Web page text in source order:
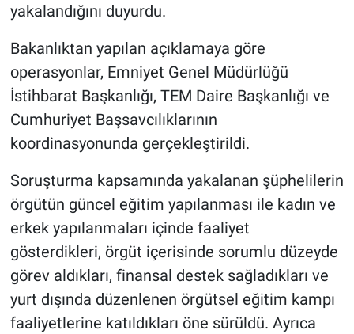
yakalandığını duyurdu.
Bakanlıktan yapılan açıklamaya göre
operasyonlar, Emniyet Genel Müdürlüğü
İstihbarat Başkanlığı, TEM Daire Başkanlığı ve
Cumhuriyet Başsavcılıklarının
koordinasyonunda gerçekleştirildi.
Soruşturma kapsamında yakalanan şüphelilerin
örgütün güncel eğitim yapılanması ile kadın ve
erkek yapılanmaları içinde faaliyet
gösterdikleri, örgüt içerisinde sorumlu düzeyde
görev aldıkları, finansal destek sağladıkları ve
yurt dışında düzenlenen örgütsel eğitim kampı
faaliyetlerine katıldıkları öne sürüldü. Ayrıca